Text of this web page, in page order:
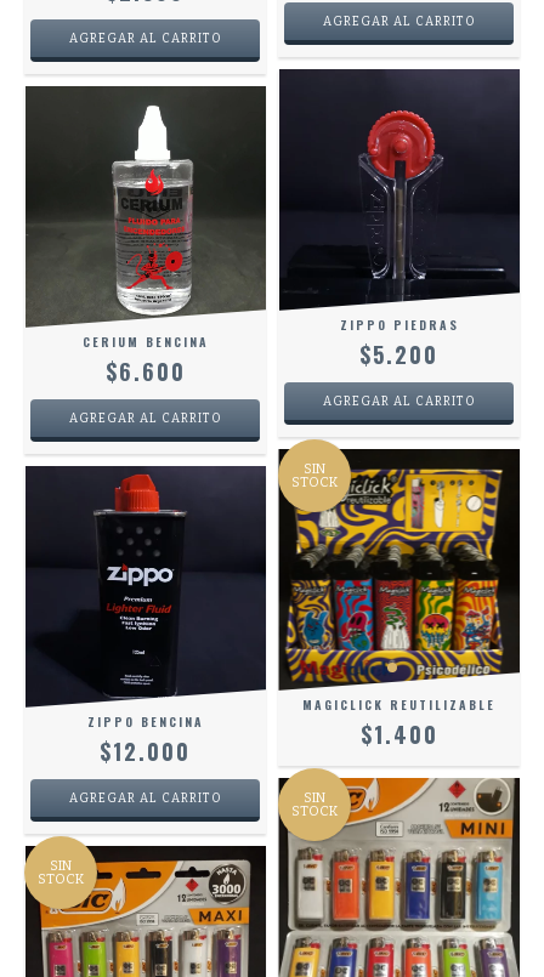
CERIUM BENCINA
$6.600
ZIPPO PIEDRAS
$5.200
ZIPPO BENCINA
$12.000
SIN
STOCK
MAGICLICK REUTILIZABLE
$1.400
SIN
STOCK
SIN
STOCK